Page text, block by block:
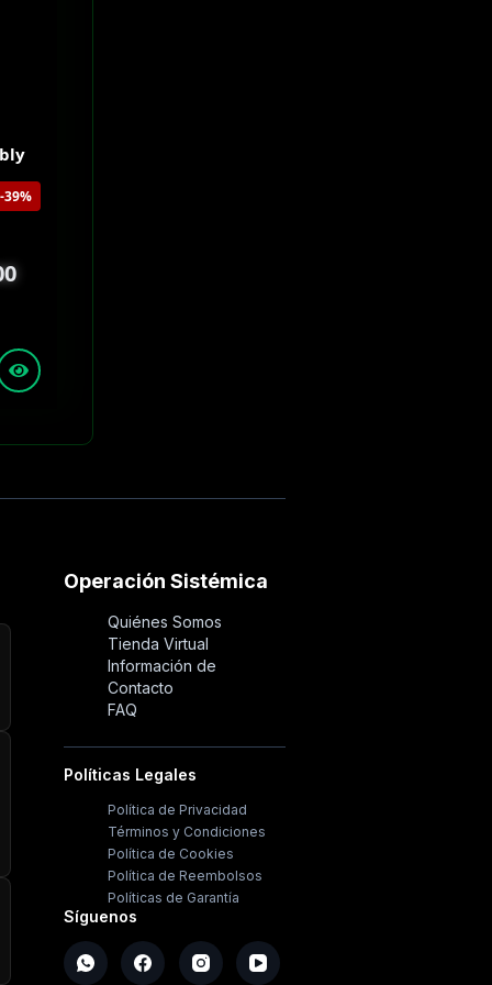
-39%
Operación Sistémica
Quiénes Somos
Tienda Virtual
Información de
Contacto
FAQ
Políticas Legales
Política de Privacidad
Términos y Condiciones
Política de Cookies
Política de Reembolsos
Políticas de Garantía
Síguenos